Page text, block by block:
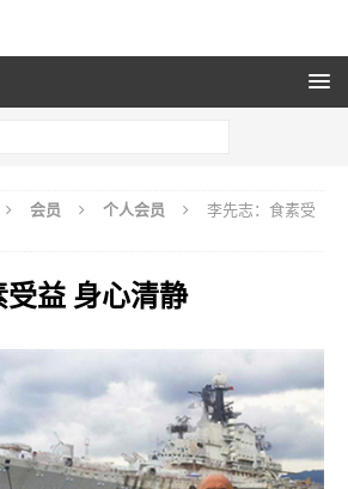
会员 个人会员
李先志：食素受
益 身心清静